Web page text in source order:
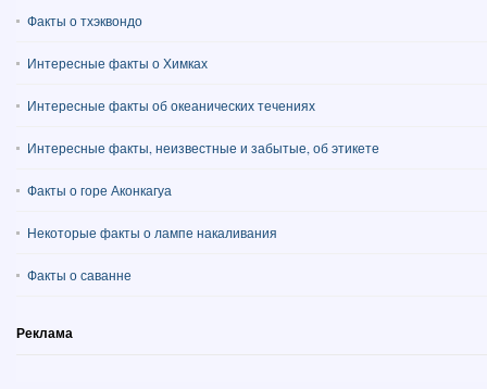
Факты о тхэквондо
Интересные факты о Химках
Интересные факты об океанических течениях
Интересные факты, неизвестные и забытые, об этикете
Факты о горе Аконкагуа
Некоторые факты о лампе накаливания
Факты о саванне
Реклама